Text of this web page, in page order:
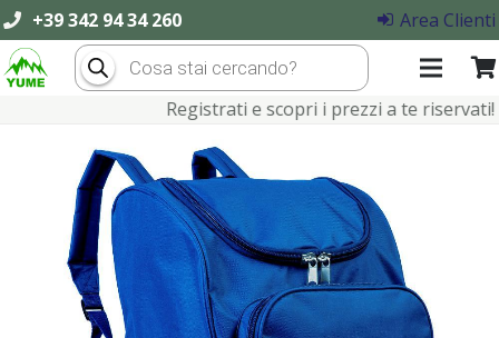
+39 342 94 34 260
Area Clienti
Products
search
Registrati e scopri i prezzi a te riservati!